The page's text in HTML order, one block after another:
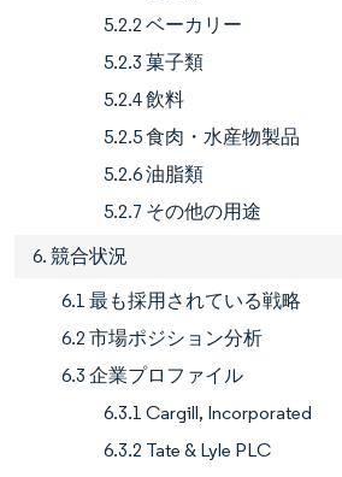
5.2.2 ベーカリー
5.2.3 菓子類
5.2.4 飲料
5.2.5 食肉・水産物製品
5.2.6 油脂類
5.2.7 その他の用途
6. 競合状況
6.1 最も採用されている戦略
6.2 市場ポジション分析
6.3 企業プロファイル
6.3.1 Cargill, Incorporated
6.3.2 Tate & Lyle PLC